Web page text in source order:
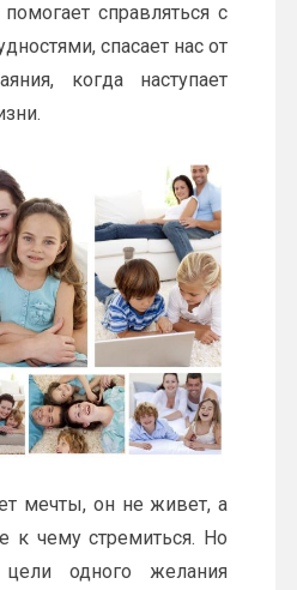
справляться с
спасает нас от
когда наступает
мечты, он не живет, а
к чему стремиться. Но
одного желания